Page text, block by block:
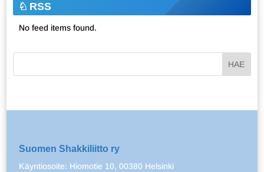
RSS
No feed items found.
Suomen Shakkiliitto ry
Käyntiosoite: Hiomotie 10, 00380 Helsinki